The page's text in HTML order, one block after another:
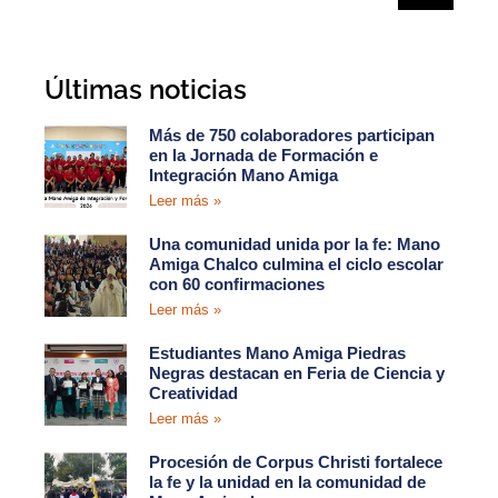
Últimas noticias
Más de 750 colaboradores participan
en la Jornada de Formación e
Integración Mano Amiga
Leer más »
Una comunidad unida por la fe: Mano
Amiga Chalco culmina el ciclo escolar
con 60 confirmaciones
Leer más »
Estudiantes Mano Amiga Piedras
Negras destacan en Feria de Ciencia y
Creatividad
Leer más »
Procesión de Corpus Christi fortalece
la fe y la unidad en la comunidad de